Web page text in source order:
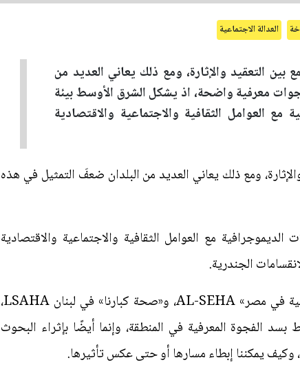
العدالة الاجتماعية
التعقيد والإثارة، ومع ذلك يعاني العديد من
معرفية واضحة، اذ يشكل الشرق الأوسط بيئة
العوامل الثقافية والاجتماعية والاقتصادية
ومع ذلك يعاني العديد من البلدان ضعفَ التمثيل في هذه
مع العوامل الثقافية والاجتماعية والاقتصادية
الجندرية.
ومع إطلاق دراستين كبيرتين مؤخرًا؛ هما: «الدراسة الطولية للشيخوخة الصحية في مصر» AL-SEHA، و«صحة كبارنا» في لبنان LSAHA،
المعرفية في المنطقة، وإنما أيضًا بإثراء البحوث
وكيف يمكننا إبطاء مسارها أو حتى عكس تأثيرها.